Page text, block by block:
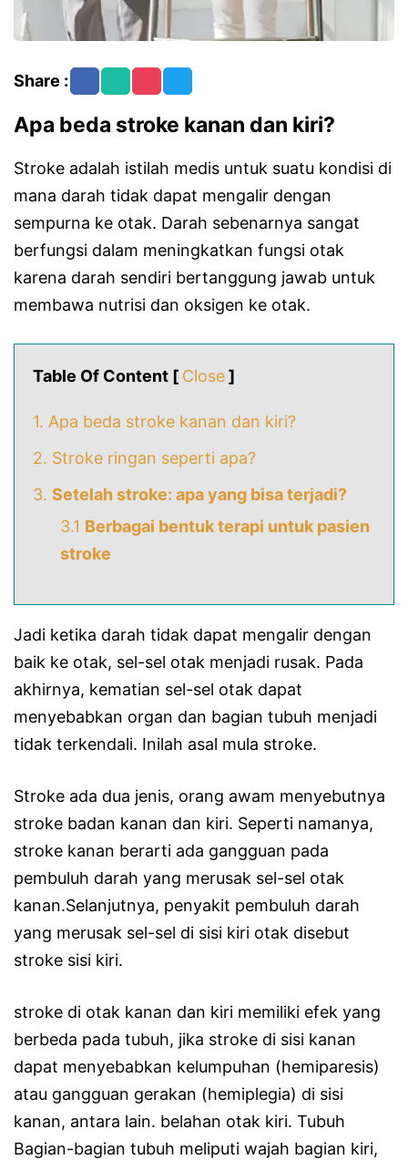
Share :
Apa beda stroke kanan dan kiri?
Stroke adalah istilah medis untuk suatu kondisi di
mana darah tidak dapat mengalir dengan
sempurna ke otak. Darah sebenarnya sangat
berfungsi dalam meningkatkan fungsi otak
karena darah sendiri bertanggung jawab untuk
membawa nutrisi dan oksigen ke otak.
Table Of Content [ Close]
1. Apa beda stroke kanan dan kiri?
2. Stroke ringan seperti apa?
3. Setelah stroke: apa yang bisa terjadi?
3.1 Berbagai bentuk terapi untuk pasien
stroke
Jadi ketika darah tidak dapat mengalir dengan
baik ke otak, sel-sel otak menjadi rusak. Pada
akhirnya, kematian sel-sel otak dapat
menyebabkan organ dan bagian tubuh menjadi
tidak terkendali. Inilah asal mula stroke.
Stroke ada dua jenis, orang awam menyebutnya
stroke badan kanan dan kiri. Seperti namanya,
stroke kanan berarti ada gangguan pada
pembuluh darah yang merusak sel-sel otak
kanan.Selanjutnya, penyakit pembuluh darah
yang merusak sel-sel di sisi kiri otak disebut
stroke sisi kiri.
stroke di otak kanan dan kiri memiliki efek yang
berbeda pada tubuh, jika stroke di sisi kanan
dapat menyebabkan kelumpuhan (hemiparesis)
atau gangguan gerakan (hemiplegia) di sisi
kanan, antara lain. belahan otak kiri. Tubuh
Bagian-bagian tubuh meliputi wajah bagian kiri,